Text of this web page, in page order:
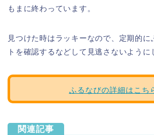
もまに終わっています。
見つけた時はラッキーなので、定期的に
トを確認するなどして見逃さないように
ふるなびの詳細はこち
関連記事